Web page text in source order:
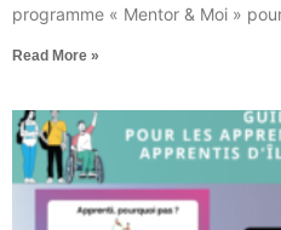
programme « Mentor & Moi »
Read More »